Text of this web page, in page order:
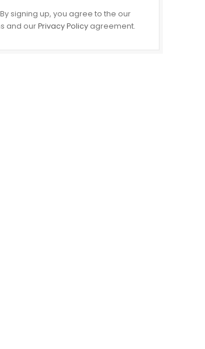
By signing up, you agree to the our
and ourPrivacy Policy agreement.